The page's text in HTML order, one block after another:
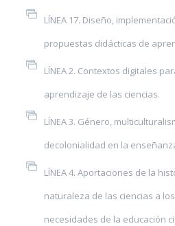
LÍNEA 17. Diseño,
propuestas didácticas de
LÍNEA 2. Contextos digitales
aprendizaje de las ciencias.
LÍNEA 3. Género,
decolonialidad en la
LÍNEA 4. Aportaciones de la
naturaleza de las ciencias a
necesidades de la educación